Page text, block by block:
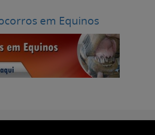
em Equinos